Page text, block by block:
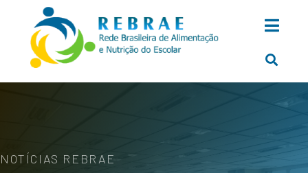
NOTÍCIAS REBRAE